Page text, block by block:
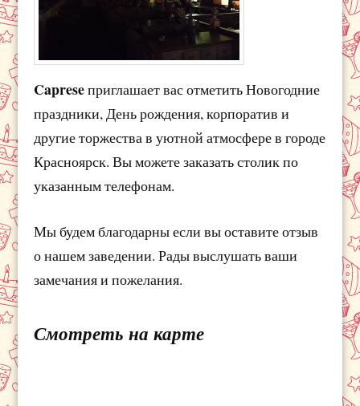
Capreseприглашает вас отметить Новогодние
праздники, День рождения, корпоратив и
другие торжества в уютной атмосфере в городе
Красноярск. Вы можете заказать столик по
указанным телефонам.
Мы будем благодарны если вы оставите отзыв
о нашем заведении. Рады выслушать ваши
замечания и пожелания.
Смотреть на карте